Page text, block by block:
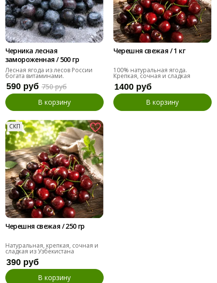
Черника лесная
замороженная / 500 гр
Лесная ягода из лесов России
богата витаминами.
590 руб 750 руб
В корзину
Черешня свежая / 1 кг
100% натуральная ягода.
Крепкая, сочная и сладкая
1400 руб
В корзину
СКП
Черешня свежая / 250 гр
Натуральная, крепкая, сочная и
сладкая из Узбекистана
390 руб
В корзину